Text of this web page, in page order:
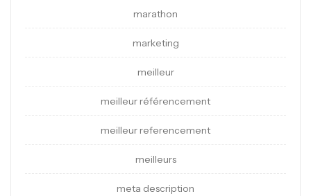
marathon
marketing
meilleur
meilleur référencement
meilleur referencement
meilleurs
meta description